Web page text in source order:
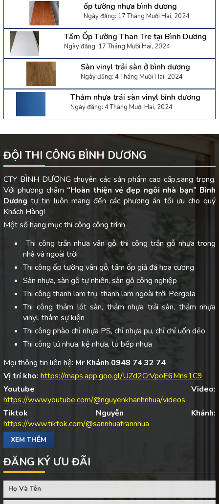
ốp tường nhựa bình dương
Ngày đăng: 17 Tháng Mười Hai, 2024
Tấm Ốp Tường Than Tre tại Bình Dương
Ngày đăng: 17 Tháng Mười Hai, 2024
Sàn vinyl trải sàn ở bình dương
Ngày đăng: 4 Tháng Mười Hai, 2024
Thảm nhựa trải sàn vinyl bình dương
Ngày đăng: 4 Tháng Mười Hai, 2024
ĐỘI THI CÔNG BÌNH DƯƠNG
CTY BÌNH DƯƠNG chuyên các sản phẩm cao cấp,sang trọng.
Với phương châm “Hoàn thiện vẻ đẹp ngôi nhà bạn” Bình
Dươngtự tin luôn mang đến các phương án tối ưu cho quý
Khách Hàng!
Một số hạng mục thi công công trình
Thi công trần nhựa vân gỗ, thi công trần gỗ nhựa trong
nhà và ngoài trời
Thi công ốp tường vân gỗ, tấm ốp giả đá hoa cương
Sàn nhựa, sàn gỗ tự nhiên, sàn gỗ công nghiệp
Thi công thanh lam trụ, thanh lam ngoài trời Pergola
Thi công thảm lót sàn, thảm nhựa trải sàn, thảm nhựa
vinyl, thảm sự kiện
Thi công phào chỉ nhựa PS, chỉ nhựa pu, chỉ chỉ uốn dẻo
Thi công tủ nhựa, kệ nhựa, tủ bếp nhựa
Mọi thông tin liên hệ: Mr Khánh 0948 74 32 74
Vị trí kho: https://maps.app.goo.gl/UZd2CrVpoE6Mns1C9
Youtube Video:
https://www.youtube.com/@nguyenkhanhnhua/videos
Tiktok Nguyễn Khánh:
https://www.tiktok.com/@sannhuatrannhua
XEM THÊM
ĐĂNG KÝ ƯU ĐÃI